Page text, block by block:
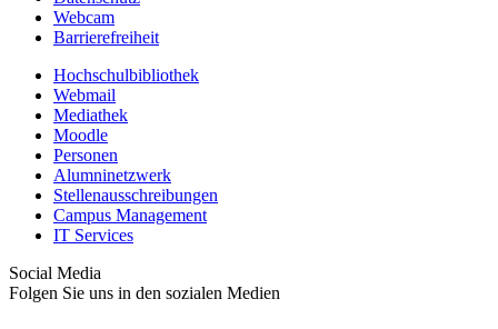
Webcam
Barrierefreiheit
Hochschulbibliothek
Webmail
Mediathek
Moodle
Personen
Alumninetzwerk
Stellenausschreibungen
Campus Management
IT Services
Social Media
Folgen Sie uns in den sozialen Medien